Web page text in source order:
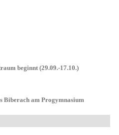
beginnt (29.09.-17.10.)
Biberach am Progymnasium